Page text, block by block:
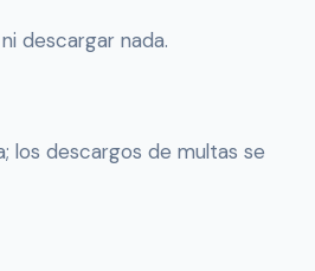
descargar nada.
los descargos de multas se